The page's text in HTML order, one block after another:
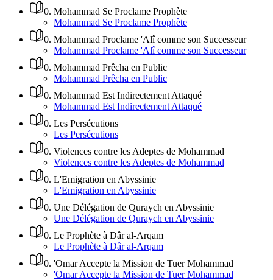
0. Mohammad Se Proclame Prophète
Mohammad Se Proclame Prophète
0. Mohammad Proclame 'Alî comme son Successeur
Mohammad Proclame 'Alî comme son Successeur
0. Mohammad Prêcha en Public
Mohammad Prêcha en Public
0. Mohammad Est Indirectement Attaqué
Mohammad Est Indirectement Attaqué
0. Les Persécutions
Les Persécutions
0. Violences contre les Adeptes de Mohammad
Violences contre les Adeptes de Mohammad
0. L'Emigration en Abyssinie
L'Emigration en Abyssinie
0. Une Délégation de Quraych en Abyssinie
Une Délégation de Quraych en Abyssinie
0. Le Prophète à Dâr al-Arqam
Le Prophète à Dâr al-Arqam
0. 'Omar Accepte la Mission de Tuer Mohammad
'Omar Accepte la Mission de Tuer Mohammad